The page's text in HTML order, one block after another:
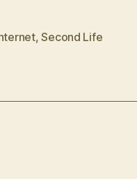
,Second Life